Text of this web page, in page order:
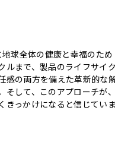
球全体の健康と幸福のため
ルまで、製品のライフサイ
感の両方を備えた革新的な
そして、このアプローチが
きっかけになると信じてい